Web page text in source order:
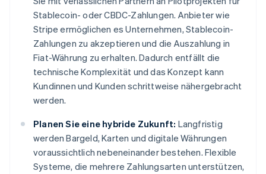
Stablecoin- oder CBDC-Zahlungen. Anbieter wie
Stripe ermöglichen es Unternehmen, Stablecoin-
Zahlungen zu akzeptieren und die Auszahlung in
Fiat-Währung zu erhalten. Dadurch entfällt die
technische Komplexität und das Konzept kann
Kundinnen und Kunden schrittweise nähergebracht
werden.
Planen Sie eine hybride Zukunft: Langfristig
werden Bargeld, Karten und digitale Währungen
voraussichtlich nebeneinander bestehen. Flexible
Systeme, die mehrere Zahlungsarten unterstützen,